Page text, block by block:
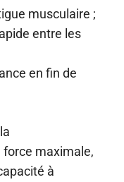
musculaire ;
entre les
en fin de
maximale,
à